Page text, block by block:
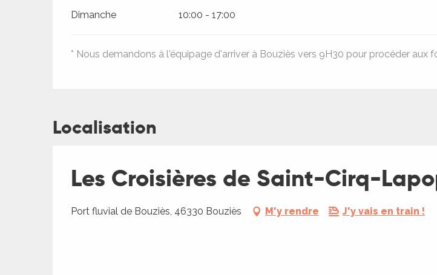
Dimanche 10:00 - 17:00
* Nous demandons à l'équipage d'arriver à Bouziès vers 9H30 pour procéder aux
Localisation
Les Croisières de Saint-Cirq-
Port fluvial de Bouziès, 46330 Bouziès M'y rendre J'y vais en train !